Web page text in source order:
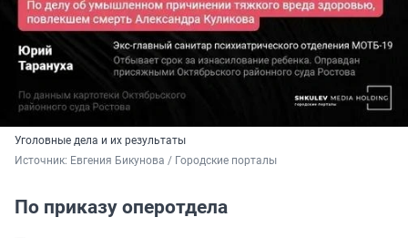
Уголовные дела и их результаты
Источник: Евгения Бикунова / Городские порталы
По приказу оперотдела